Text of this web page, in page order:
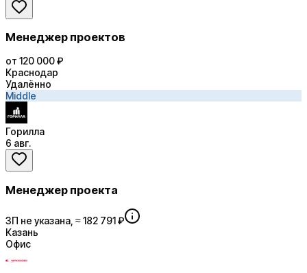
Менеджер проектов
от 120 000 ₽
Краснодар
Удалённо
Middle
Горилла
6 авг.
Менеджер проекта
ЗП не указана, ≈ 182 791 ₽
Казань
Офис